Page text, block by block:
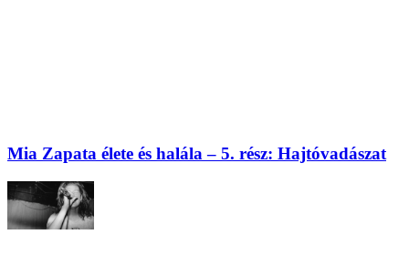
Mia Zapata élete és halála – 5. rész: Hajtóvadászat